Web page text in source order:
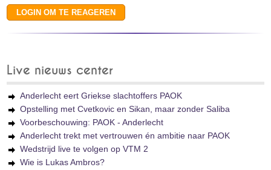
Live nieuws center
Anderlecht eert Griekse slachtoffers PAOK
Opstelling met Cvetkovic en Sikan, maar zonder Saliba
Voorbeschouwing: PAOK - Anderlecht
Anderlecht trekt met vertrouwen én ambitie naar PAOK
Wedstrijd live te volgen op VTM 2
Wie is Lukas Ambros?